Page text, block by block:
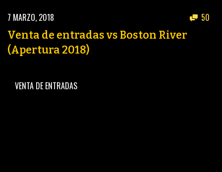
7 MARZO, 2018 50
Venta de entradas vs Boston River
(Apertura 2018)
VENTA DE ENTRADAS